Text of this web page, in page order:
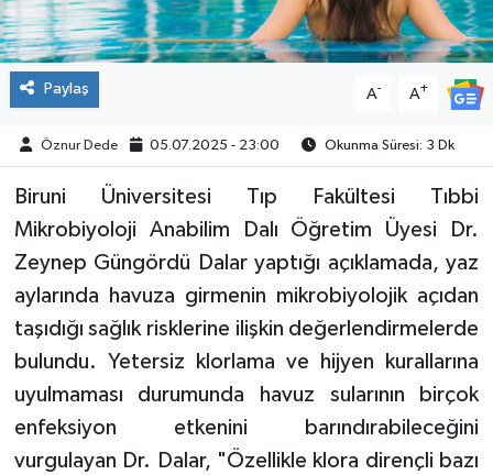
Paylaş A- A+
Öznur Dede 05.07.2025 - 23:00 Okunma Süresi: 3 Dk
Biruni Üniversitesi Tıp Fakültesi Tıbbi
Mikrobiyoloji Anabilim Dalı Öğretim Üyesi Dr.
Zeynep Güngördü Dalar yaptığı açıklamada, yaz
aylarında havuza girmenin mikrobiyolojik açıdan
taşıdığı sağlık risklerine ilişkin değerlendirmelerde
bulundu. Yetersiz klorlama ve hijyen kurallarına
uyulmaması durumunda havuz sularının birçok
enfeksiyon etkenini barındırabileceğini
vurgulayan Dr. Dalar, "Özellikle klora dirençli bazı